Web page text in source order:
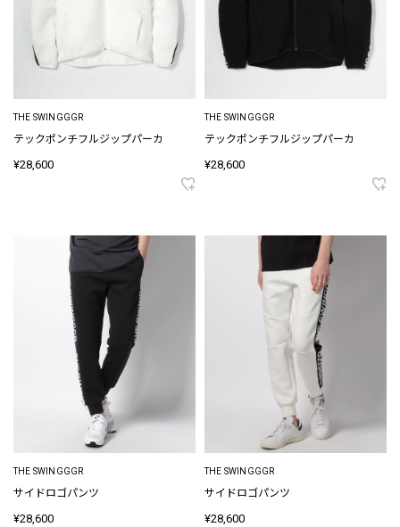
THE SWINGGGR
テックポンチフルジップパーカ
¥28,600
THE SWINGGGR
テックポンチフルジップパーカ
¥28,600
THE SWINGGGR
サイドロゴパンツ
¥28,600
THE SWINGGGR
サイドロゴパンツ
¥28,600